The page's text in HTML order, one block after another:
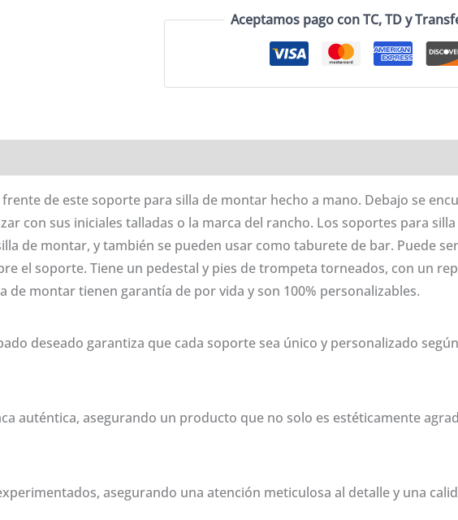
-
Aceptamos pago con TC, TD y
de este soporte para silla de montar hecho a mano. Debajo se
con sus iniciales talladas o la marca del rancho. Los soportes para
de montar, y también se pueden usar como taburete de bar. Puede
el soporte. Tiene un pedestal y pies de trompeta torneados, con un
de montar tienen garantía de por vida y son 100% personalizables.
deseado garantiza que cada soporte sea único y personalizado
auténtica, asegurando un producto que no solo es estéticamente
asegurando una atención meticulosa al detalle y una